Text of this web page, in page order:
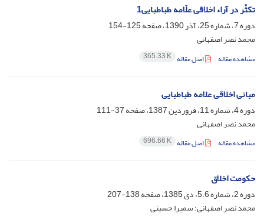
تکثّر در آراء اخلاقی علّامه طباطبایی1
دوره 7، شماره 25، آذر 1390، صفحه
125-154
محمد نصر اصفهانی
مشاهده مقاله اصل مقاله 365.33 K
مبانی اخلاقی علامه طباطبایی
دوره 4، شماره 11، فروردین 1387، صفحه
37-111
محمد نصر اصفهانی
مشاهده مقاله اصل مقاله 696.66 K
حکومت اخلاق
دوره 2، شماره 5.6، دی 1385، صفحه
138-207
محمد نصر اصفهانی؛ سمیرا حسینی